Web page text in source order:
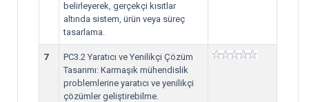
belirleyerek, gerçekçi kısıtlar
altında sistem, ürün veya süreç
tasarlama.
7
PC3.2 Yaratıcı ve Yenilikçi Çözüm
Tasarımı: Karmaşık mühendislik
problemlerine yaratıcı ve yenilikçi
çözümler geliştirebilme.